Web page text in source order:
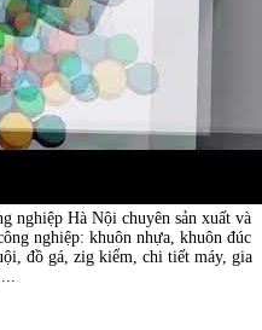
nghiệp Hà Nội chuyên sản xuất và
nghiệp: khuôn nhựa, khuôn đúc
đồ gá, zig kiểm, chi tiết máy, gia